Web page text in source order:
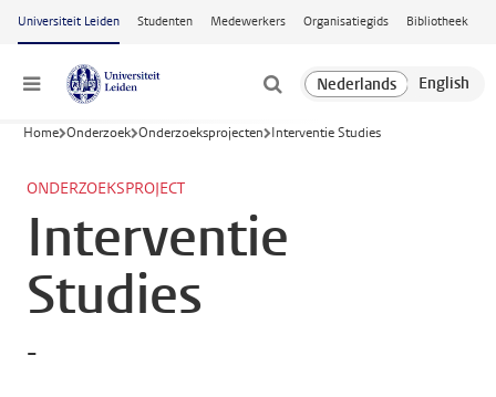
Ga naar hoofdinhoud
Universiteit Leiden Studenten Medewerkers Organisatiegids Bibliotheek
Menu
Home Onderzoek Onderzoeksprojecten Interventie Studies
ONDERZOEKSPROJECT
Interventie
Studies
-